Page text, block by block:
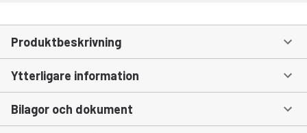
Produktbeskrivning
Ytterligare information
Bilagor och dokument